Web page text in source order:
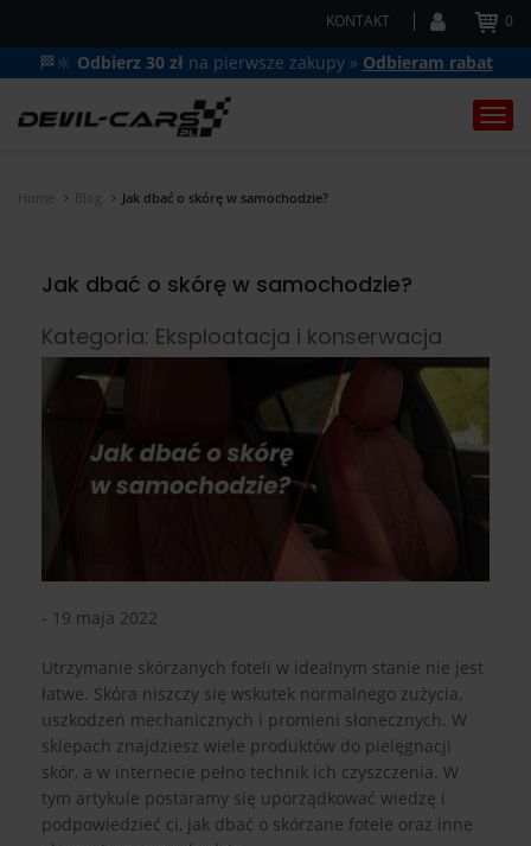
KONTAKT 0
🏁🔆 Odbierz 30 zł na pierwsze zakupy » Odbieram rabat
Home Blog Jak dbać o skórę w samochodzie?
Jak dbać o skórę w samochodzie?
Kategoria: Eksploatacja i konserwacja
- 19 maja 2022
Utrzymanie skórzanych foteli w idealnym stanie nie jest
łatwe. Skóra niszczy się wskutek normalnego zużycia,
uszkodzeń mechanicznych i promieni słonecznych. W
sklepach znajdziesz wiele produktów do pielęgnacji
skór, a w internecie pełno technik ich czyszczenia. W
tym artykule postaramy się uporządkować wiedzę i
podpowiedzieć ci, jak dbać o skórzane fotele oraz inne